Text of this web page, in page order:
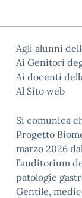
Agli alunni
Ai Genitori
Ai docenti
Al Sito web
Si comunica
Progetto
marzo 2026
l’auditorium
patologie
Gentile,